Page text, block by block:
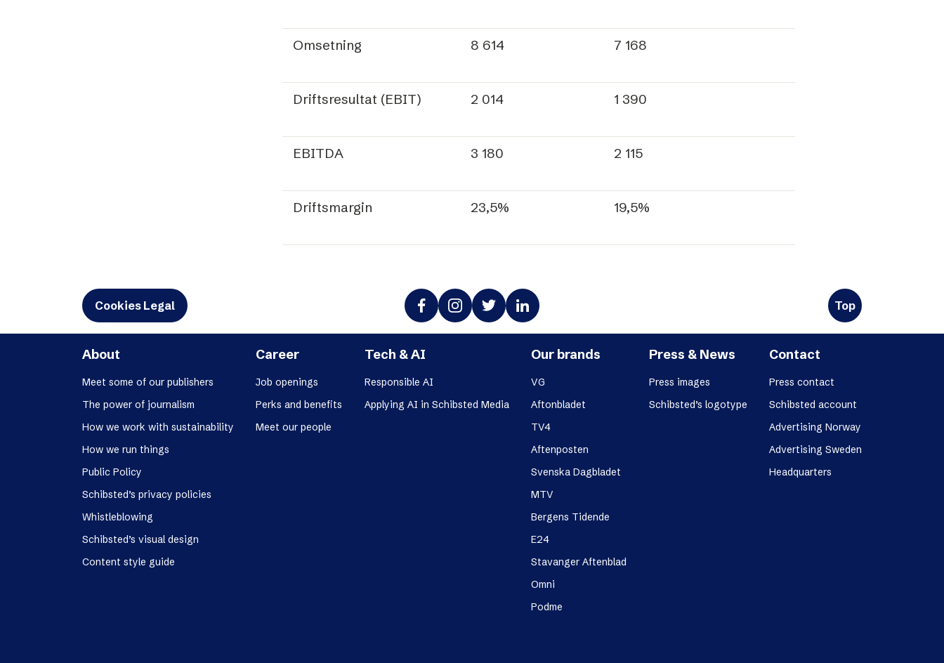
Omsetning 8 614 7 168
Driftsresultat (EBIT) 2 014 1 390
EBITDA 3 180 2 115
Driftsmargin 23,5% 19,5%
Cookies Legal Top
About
Meet some of our publishers
The power of journalism
How we work with sustainability
How we run things
Public Policy
Schibsted’s privacy policies
Whistleblowing
Schibsted’s visual design
Content style guide
Career
Job openings
Perks and benefits
Meet our people
Tech & AI
Responsible AI
Applying AI in Schibsted Media
Our brands
VG
Aftonbladet
TV4
Aftenposten
Svenska Dagbladet
MTV
Bergens Tidende
E24
Stavanger Aftenblad
Omni
Podme
Press & News
Press images
Schibsted’s logotype
Contact
Press contact
Schibsted account
Advertising Norway
Advertising Sweden
Headquarters